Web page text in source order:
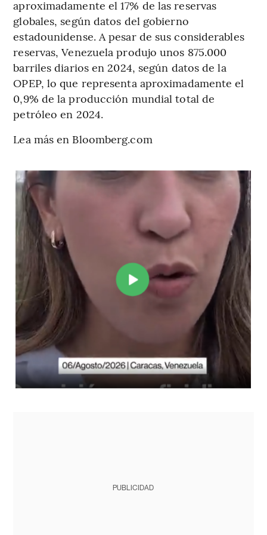
aproximadamente el 17% de las reservas
globales, según datos del gobierno
estadounidense. A pesar de sus considerables
reservas, Venezuela produjo unos 875.000
barriles diarios en 2024, según datos de la
OPEP, lo que representa aproximadamente el
0,9% de la producción mundial total de
petróleo en 2024.
Lea más en Bloomberg.com
PUBLICIDAD